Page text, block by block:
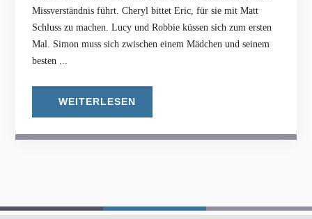
Missverständnis führt. Cheryl bittet Eric, für sie mit Matt
Schluss zu machen. Lucy und Robbie küssen sich zum ersten
Mal. Simon muss sich zwischen einem Mädchen und seinem
besten ...
WEITERLESEN